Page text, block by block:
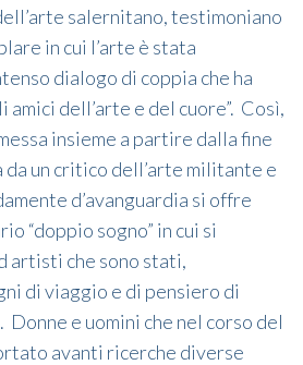
salernitano, testimoniano
in cui l’arte è stata
dialogo di coppia che ha
amici dell’arte e del cuore”. Così,
insieme a partire dalla fine
un critico dell’arte militante e
d’avanguardia si offre
“doppio sogno” in cui si
artisti che sono stati,
di viaggio e di pensiero di
e uomini che nel corso del
avanti ricerche diverse